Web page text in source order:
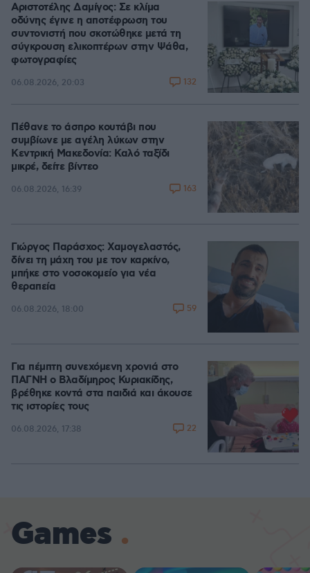
Αριστοτέλης Δαμίγος: Σε κλίμα
οδύνης έγινε η αποτέφρωση του
συντονιστή που σκοτώθηκε μετά τη
σύγκρουση ελικοπτέρων στην Ψάθα,
φωτογραφίες
06.08.2026, 20:03 132
Πέθανε το άσπρο κουτάβι που
συμβίωνε με αγέλη λύκων στην
Κεντρική Μακεδονία: Καλό ταξίδι
μικρέ, δείτε βίντεο
06.08.2026, 16:39 163
Γιώργος Παράσχος: Χαμογελαστός,
δίνει τη μάχη του με τον καρκίνο,
μπήκε στο νοσοκομείο για νέα
θεραπεία
06.08.2026, 18:00 59
Για πέμπτη συνεχόμενη χρονιά στο
ΠΑΓΝΗ ο Βλαδίμηρος Κυριακίδης,
βρέθηκε κοντά στα παιδιά και άκουσε
τις ιστορίες τους
06.08.2026, 17:38 22
Games